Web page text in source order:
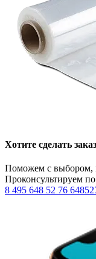
Хотите сделать
Поможем с выбором,
Проконсультируем по
8 495 648 52 76